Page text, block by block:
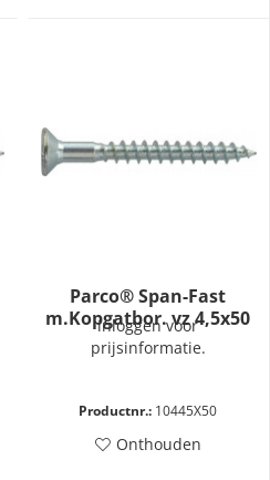
Parco® Span-Fast
m.Kopgatbor. vz 4,5x50
inloggen voor
prijsinformatie.
Productnr.: 10445X50
Onthouden